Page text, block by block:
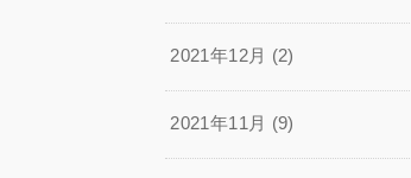
2021年12月 (2)
2021年11月 (9)